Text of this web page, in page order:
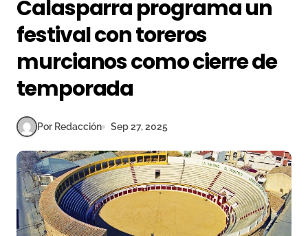
Calasparra programa un
festival con toreros
murcianos como cierre de
temporada
Por Redacción Sep 27, 2025